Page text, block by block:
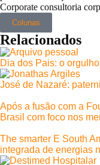
Corporate consultoria
Colunas
Relacionados
Dia dos Pais: o
José de Nazaré:
Após a fusão com a
Brasil com foco nos
The smarter E South
integrada de energias